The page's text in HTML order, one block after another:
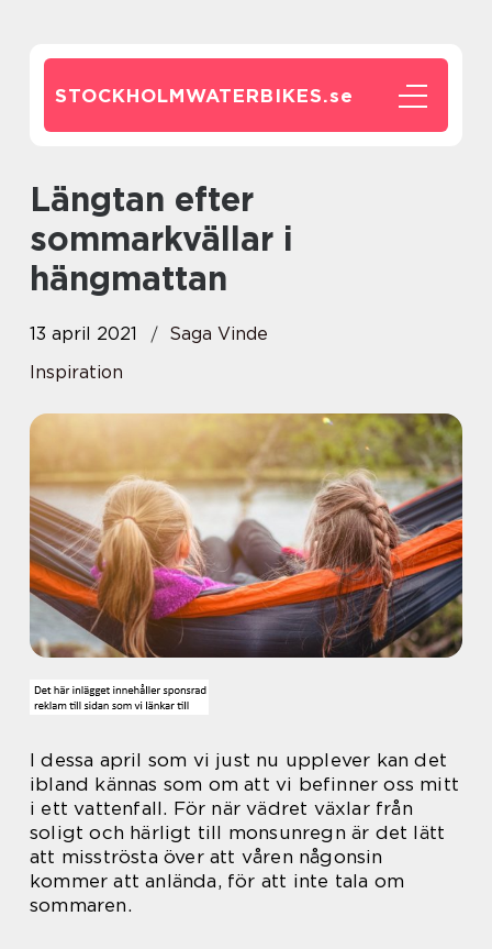
STOCKHOLMWATERBIKES.se
Längtan efter
sommarkvällar i
hängmattan
13 april 2021
Saga Vinde
Inspiration
I dessa april som vi just nu upplever kan det
ibland kännas som om att vi befinner oss mitt
i ett vattenfall. För när vädret växlar från
soligt och härligt till monsunregn är det lätt
att misströsta över att våren någonsin
kommer att anlända, för att inte tala om
sommaren.